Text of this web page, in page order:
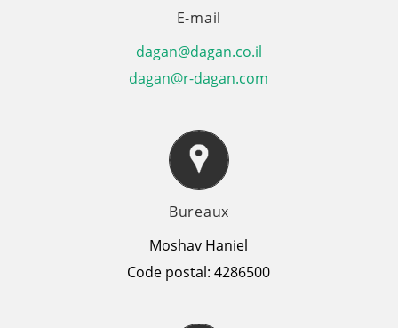
E-mail
dagan@dagan.co.il
dagan@r-dagan.com
Bureaux
Moshav Haniel
Code postal: 4286500